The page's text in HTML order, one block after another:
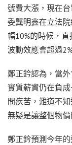
號費大漲，現在
委龔明鑫在立法
幅10%的時候，
波動效應會超過
鄭正鈐認為，當
實質薪資仍在負
間疾苦，難道不
無疑是讓整個物
鄭正鈐預測今年